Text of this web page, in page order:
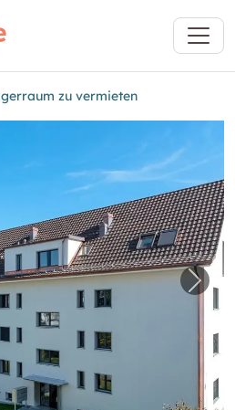
zu vermieten
"Lagerraum zu vermieten"